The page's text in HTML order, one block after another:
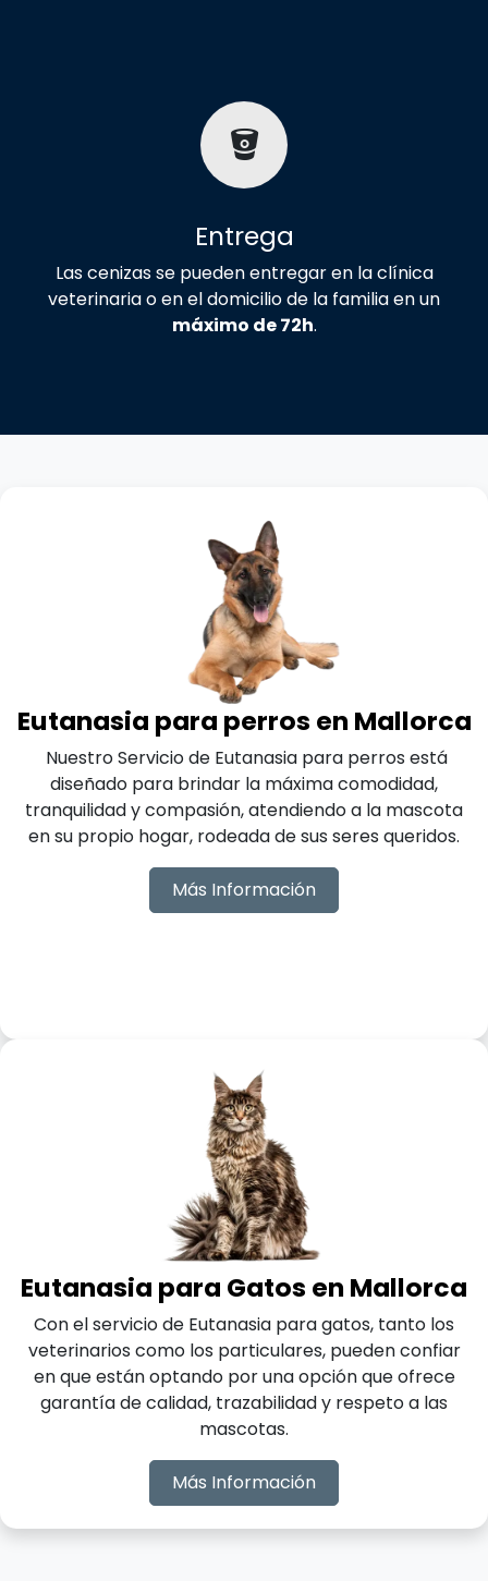
Entrega
Las cenizas se pueden entregar en la clínica
veterinaria o en el domicilio de la familia en un
máximo de 72h.
Eutanasia para perros en Mallorca
Nuestro Servicio de Eutanasia para perros está
diseñado para brindar la máxima comodidad,
tranquilidad y compasión, atendiendo a la mascota
en su propio hogar, rodeada de sus seres queridos.
Más Información
Eutanasia para Gatos en Mallorca
Con el servicio de Eutanasia para gatos, tanto los
veterinarios como los particulares, pueden confiar
en que están optando por una opción que ofrece
garantía de calidad, trazabilidad y respeto a las
mascotas.
Más Información